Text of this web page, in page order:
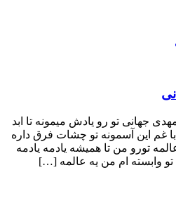
جهانی تو رو یادش میمونه تا ابد
با غم این آسمونه تو چشات فرق داره
تورو من تا همیشه یادمه یادمه
وابسته ام من یه عالمه […]